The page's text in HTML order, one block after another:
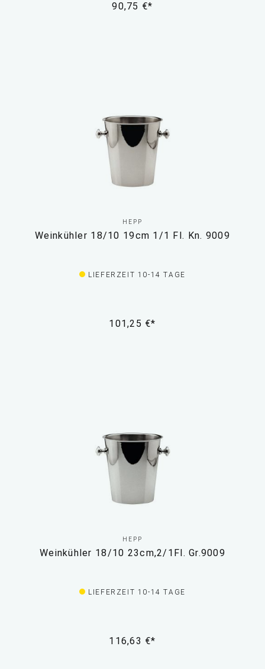
90,75 €*
HEPP
Weinkühler 18/10 19cm 1/1 Fl. Kn. 9009
LIEFERZEIT 10-14 TAGE
101,25 €*
HEPP
Weinkühler 18/10 23cm,2/1Fl. Gr.9009
LIEFERZEIT 10-14 TAGE
116,63 €*